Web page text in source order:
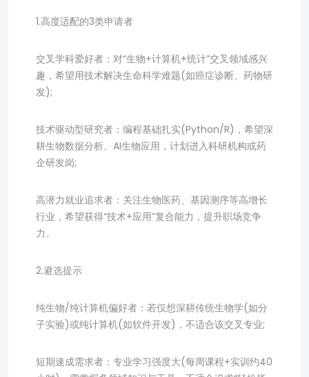
1.高度适配的3类申请者
交叉学科爱好者：对“生物+计算机+统计”交叉领域感兴
趣，希望用技术解决生命科学难题(如癌症诊断、药物研
发);
技术驱动型研究者：编程基础扎实(Python/R)，希望深
耕生物数据分析、AI生物应用，计划进入科研机构或药
企研发岗;
高潜力就业追求者：关注生物医药、基因测序等高增长
行业，希望获得“技术+应用”复合能力，提升职场竞争
力。
2.避选提示
纯生物/纯计算机偏好者：若仅想深耕传统生物学(如分
子实验)或纯计算机(如软件开发)，不适合该交叉专业;
短期速成需求者：专业学习强度大(每周课程+实训约40